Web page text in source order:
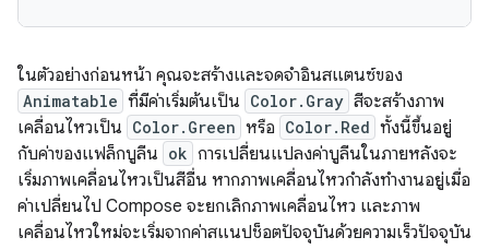
ในตัวอย่างก่อนหน้า คุณจะสร้างและจดจำอินสแตนซ์ของ
Animatable ที่มีค่าเริ่มต้นเป็น Color.Gray สีจะสร้างภาพ
เคลื่อนไหวเป็น Color.Green หรือ Color.Red ทั้งนี้ขึ้นอยู่
กับค่าของแฟล็กบูลีน ok การเปลี่ยนแปลงค่าบูลีนในภายหลังจะ
เริ่มภาพเคลื่อนไหวเป็นสีอื่น หากภาพเคลื่อนไหวกำลังทำงานอยู่เมื่อ
ค่าเปลี่ยนไป Compose จะยกเลิกภาพเคลื่อนไหว และภาพ
เคลื่อนไหวใหม่จะเริ่มจากค่าสแนปช็อตปัจจุบันด้วยความเร็วปัจจุบัน